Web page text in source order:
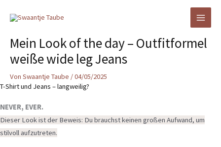
Inhalt
Mein Look of the day – Outfitformel
weiße wide leg Jeans
Von Swaantje Taube /04/05/2025
T-Shirt und Jeans – langweilig?
NEVER, EVER.
Dieser Look ist der Beweis: Du brauchst keinen großen Aufwand, um
stilvoll aufzutreten.